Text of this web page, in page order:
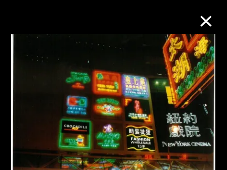
M+藏品
進一步篩選 搜索
關於M+藏品